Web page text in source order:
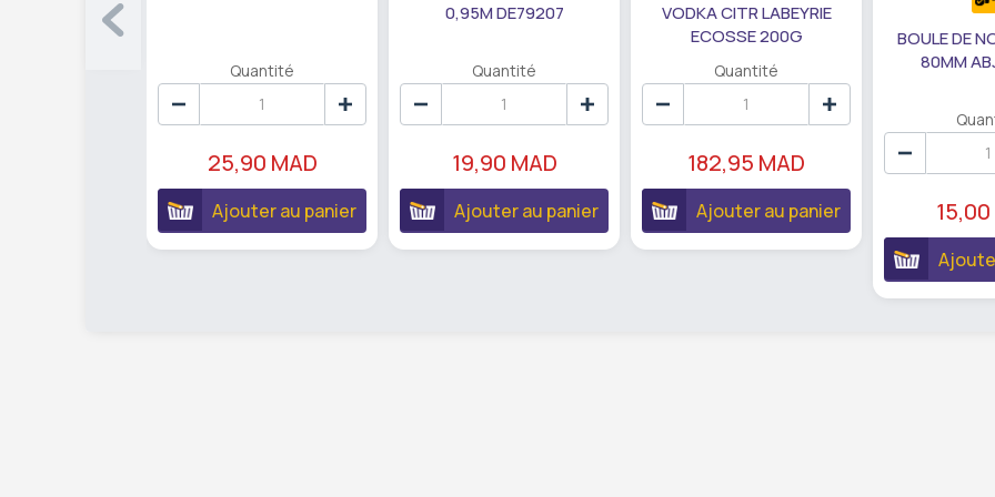
Quantité
25,90 MAD
Ajouter au panier
0,95M DE79207
Quantité
19,90 MAD
Ajouter au panier
VODKA CITR LABEYRIE
ECOSSE 200G
Quantité
182,95 MAD
Ajouter au panier
BOULE DE
80MM